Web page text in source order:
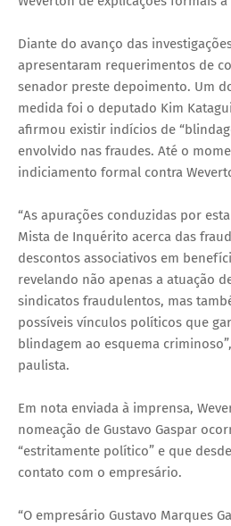
Diante do avanço das
apresentaram requerimentos de
senador preste depoimento. Um
medida foi o deputado Kim
afirmou existir indícios de
envolvido nas fraudes. Até o
indiciamento formal contra
“As apurações conduzidas por
Mista de Inquérito acerca das
descontos associativos em
revelando não apenas a atuação
sindicatos fraudulentos, mas
possíveis vínculos políticos que
blindagem ao esquema
paulista.
Em nota enviada à imprensa,
nomeação de Gustavo Gaspar
“estritamente político” e que
contato com o empresário.
“O empresário Gustavo Marques